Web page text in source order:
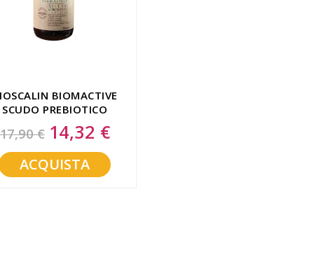
BIOMACTIVE
SCUDO PREBIOTICO
100 ML
17,90 € Special
Price
14,32 €
ACQUISTA